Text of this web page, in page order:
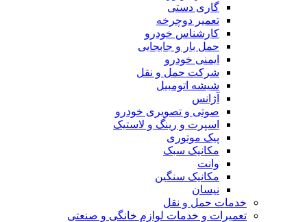
گاری دستی
تعمیر دوچرخه
کارشناس خودرو
حمل بار و جابجایی
ایمنی خودرو
شرکت حمل و نقل
شیشه اتومبیل
آژانس
صوتی و تصویری خودرو
اسپرت و رینگ و لاستیک
پیک موتوری
مکانیک سبک
وانت
مکانیک سنگین
نیسان
خدمات حمل و نقل
تعمیرات و خدمات لوازم خانگی و صنعتی